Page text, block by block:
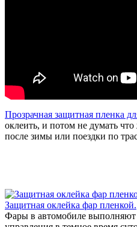
Прозрачная защитная пленка
оклеить, и потом не думать
после зимы или поездки по
Защитная оклейка фар пленкой.
Фары в автомобиле